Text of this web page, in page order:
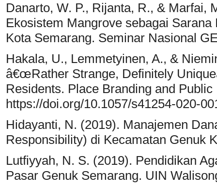
Danarto, W. P., Rijanta, R., & Marfai,
Ekosistem Mangrove sebagai
Kota Semarang. Seminar Nasional
Hakala, U., Lemmetyinen, A., &
â€œRather Strange, Definitely
Residents. Place Branding and Public
https://doi.org/10.1057/s41254-020-
Hidayanti, N. (2019). Manajemen
Responsibility) di Kecamatan Genuk
Lutfiyyah, N. S. (2019). Pendidikan
Pasar Genuk Semarang. UIN